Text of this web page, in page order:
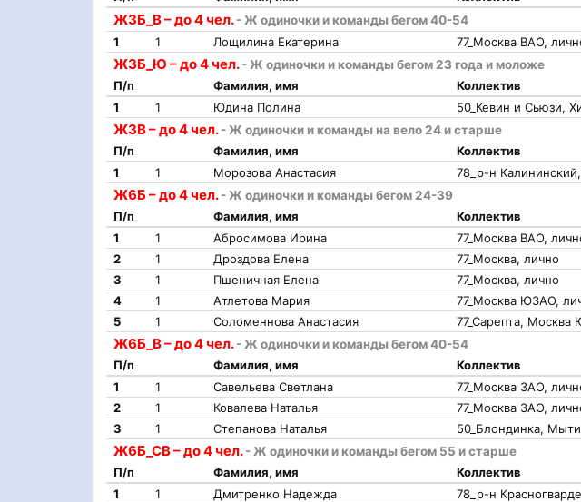
Ж3Б_В – до 4 чел. - Ж одиночки и команды бегом 40-54
1 1 Лощилина Екатерина 77_Москва ВАО,
Ж3Б_Ю – до 4 чел. - Ж одиночки и команды бегом 23 года и моложе
П/п
Фамилия, имя Коллектив
1
1 Юдина Полина 50_Кевин и Сьюзи,
Ж3В – до 4 чел. - Ж одиночки и команды на вело 24 и старше
П/п
Фамилия, имя Коллектив
1
1 Морозова Анастасия 78_р-н
Ж6Б – до 4 чел. - Ж одиночки и команды бегом 24-39
П/п
Фамилия, имя Коллектив
1
1 Абросимова Ирина 77_Москва ВАО,
2 1 Дроздова Елена 77_Москва, лично
3 1 Пшеничная Елена 77_Москва, лично
4 1 Атлетова Мария 77_Москва ЮЗАО,
5 1 Соломеннова Анастасия 77_Сарепта, Москва
Ж6Б_В – до 4 чел. - Ж одиночки и команды бегом 40-54
П/п
Фамилия, имя Коллектив
1
1 Савельева Светлана 77_Москва ЗАО,
2 1 Ковалева Наталья 77_Москва ЗАО,
3 1 Степанова Наталья 50_Блондинка,
Ж6Б_СВ – до 4 чел. - Ж одиночки и команды бегом 55 и старше
П/п
Фамилия, имя Коллектив
1
1 Дмитренко Надежда 78_р-н